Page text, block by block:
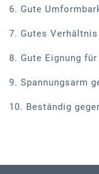
6. Gute
7. Gutes
8. Gute Eignung
9. Spannungsarm
10. Beständig